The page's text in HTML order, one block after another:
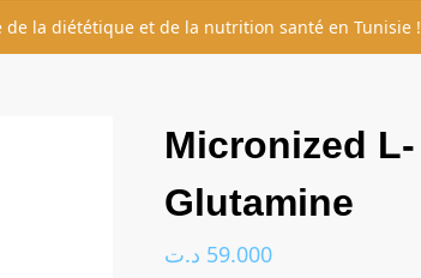
la diététique et de la nutrition santé en Tunisie !
Micronized L-
Glutamine
59.000 د.ت